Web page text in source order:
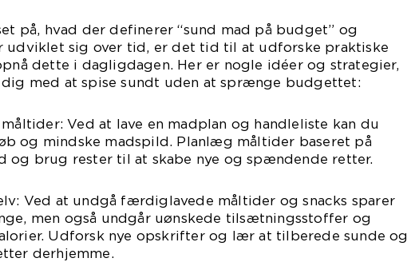
på, hvad der definerer “sund mad på budget” og
udviklet sig over tid, er det tid til at udforske praktiske
dette i dagligdagen. Her er nogle idéer og strategier,
med at spise sundt uden at sprænge budgettet:
Ved at lave en madplan og handleliste kan du
og mindske madspild. Planlæg måltider baseret på
og brug rester til at skabe nye og spændende retter.
Ved at undgå færdiglavede måltider og snacks sparer
men også undgår uønskede tilsætningsstoffer og
Udforsk nye opskrifter og lær at tilberede sunde og
derhjemme.